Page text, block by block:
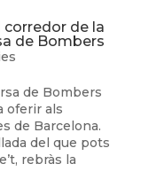
corredor de la
de Bombers
de Bombers
oferir als
de Barcelona.
del que pots
rebràs la